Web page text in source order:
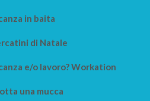
in baita
di Natale
e/o lavoro? Workation
una mucca